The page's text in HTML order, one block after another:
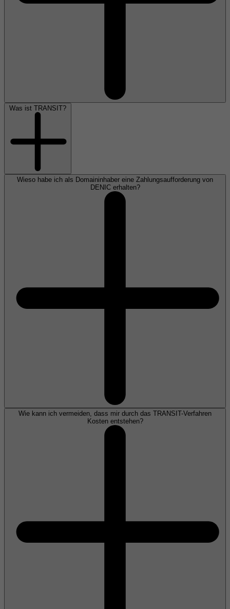
Was ist TRANSIT?
Wieso habe ich als Domaininhaber eine Zahlungsaufforderung von
DENIC erhalten?
Wie kann ich vermeiden, dass mir durch das TRANSIT-Verfahren
Kosten entstehen?